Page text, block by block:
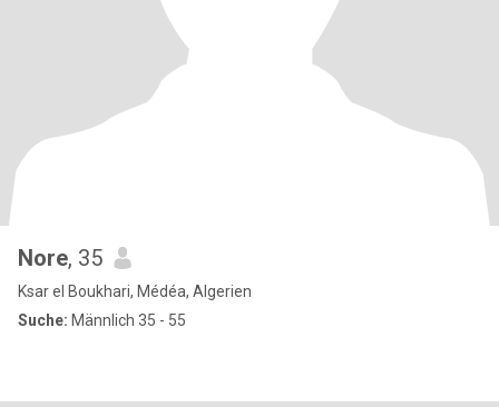
Nore, 35
Ksar el Boukhari, Médéa, Algerien
Suche: Männlich 35 - 55